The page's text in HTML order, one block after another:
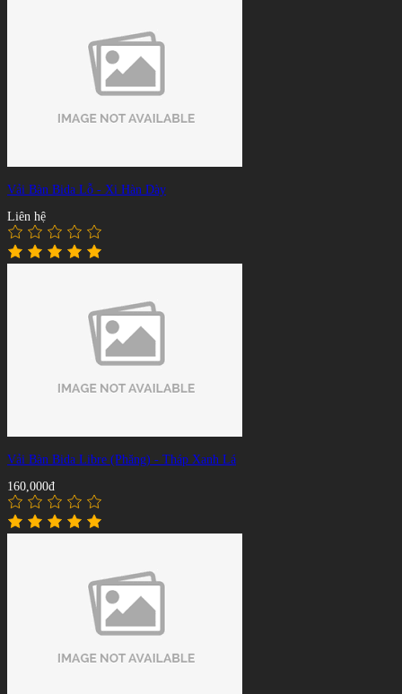
Vải Bàn Bida Lỗ - Xi Hàn Dày
Liên hệ
Vải Bàn Bida Libre (Phăng) - Tháp Xanh Lá
160,000đ